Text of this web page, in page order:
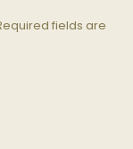
fields are